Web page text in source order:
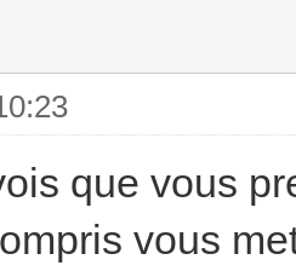
que vous
vous